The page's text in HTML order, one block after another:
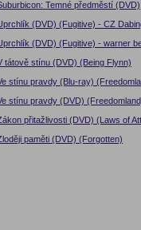
Temné předměstí (DVD)
(DVD) (Fugitive) - CZ
(DVD) (Fugitive) - warner
tátově stínu (DVD) (Being Flynn)
stínu pravdy (Blu-ray)
stínu pravdy (DVD)
přitažlivosti (DVD) (Laws of
paměti (DVD) (Forgotten)